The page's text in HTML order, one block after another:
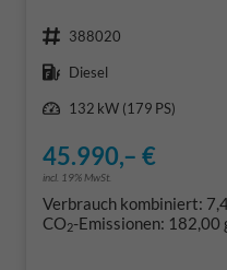
Fahrzeugnr. 388020
Kraftstoff Diesel
Leistung
132 kW (179 PS)
45.990,– €
incl. 19% MwSt.
Verbrauch kombiniert:
CO2-Emissionen: 182,00